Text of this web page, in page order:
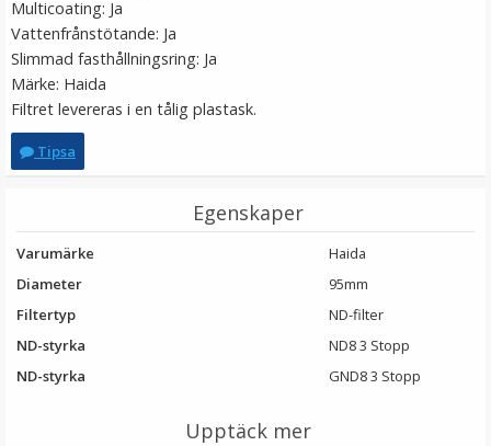
Multicoating: Ja
Vattenfrånstötande: Ja
Slimmad fasthållningsring: Ja
Märke: Haida
Filtret levereras i en tålig plastask.
Tipsa
Egenskaper
Varumärke
Haida
Diameter
95mm
Filtertyp
ND-filter
ND-styrka
ND8 3 Stopp
ND-styrka
GND8 3 Stopp
Upptäck mer